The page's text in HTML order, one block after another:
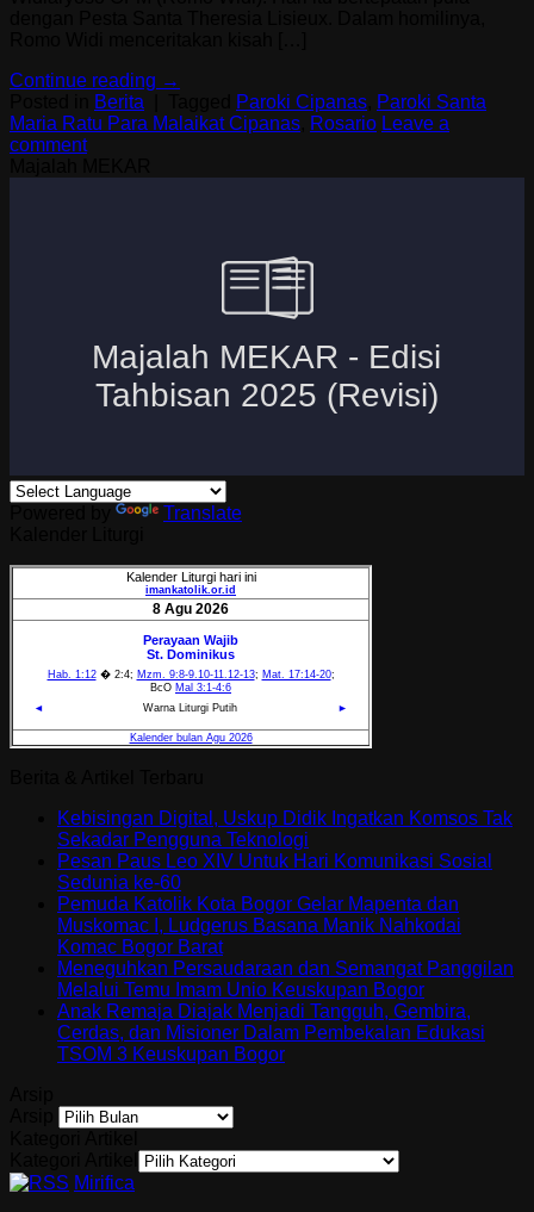
Continue reading →
Berita Paroki Cipanas Paroki Santa
Maria Ratu Para Malaikat Cipanas Rosario Leave a
comment
Translate
Kebisingan Digital, Uskup Didik Ingatkan Komsos Tak
Sekadar Pengguna Teknologi
Pesan Paus Leo XIV Untuk Hari Komunikasi Sosial
Sedunia ke-60
Pemuda Katolik Kota Bogor Gelar Mapenta dan
Muskomac I, Ludgerus Basana Manik Nahkodai
Komac Bogor Barat
Meneguhkan Persaudaraan dan Semangat Panggilan
Melalui Temu Imam Unio Keuskupan Bogor
Anak Remaja Diajak Menjadi Tangguh, Gembira,
Cerdas, dan Misioner Dalam Pembekalan Edukasi
TSOM 3 Keuskupan Bogor
Mirifica